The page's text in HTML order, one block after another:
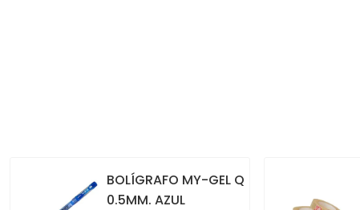
BOLÍGRAFO MY-GEL Q
0.5MM. AZUL